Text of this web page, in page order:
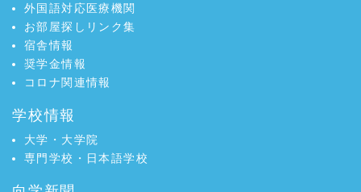
外国語対応医療機関
お部屋探しリンク集
宿舎情報
奨学金情報
コロナ関連情報
学校情報
大学・大学院
専門学校・日本語学校